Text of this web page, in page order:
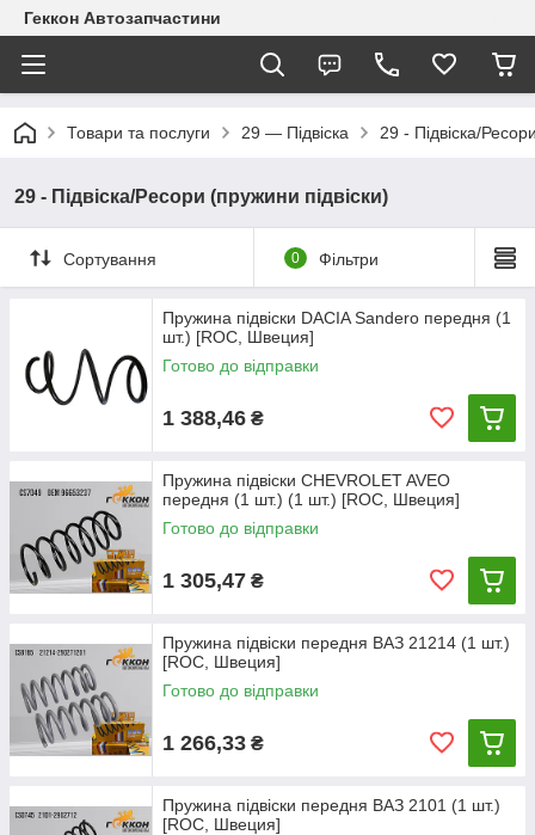
Геккон Автозапчастини
Товари та послуги 29 — Підвіска 29 - Підвіска/
29 - Підвіска/Ресори (пружини підвіски)
Сортування 0 Фільтри
Пружина підвіски DACIA Sandero передня (1
шт.) [ROC, Швеция]
Готово до відправки
1 388,46 ₴
Пружина підвіски CHEVROLET AVEO
передня (1 шт.) (1 шт.) [ROC, Швеция]
Готово до відправки
1 305,47 ₴
Пружина підвіски передня ВАЗ 21214 (1 шт.)
[ROC, Швеция]
Готово до відправки
1 266,33 ₴
Пружина підвіски передня ВАЗ 2101 (1 шт.)
[ROC, Швеция]